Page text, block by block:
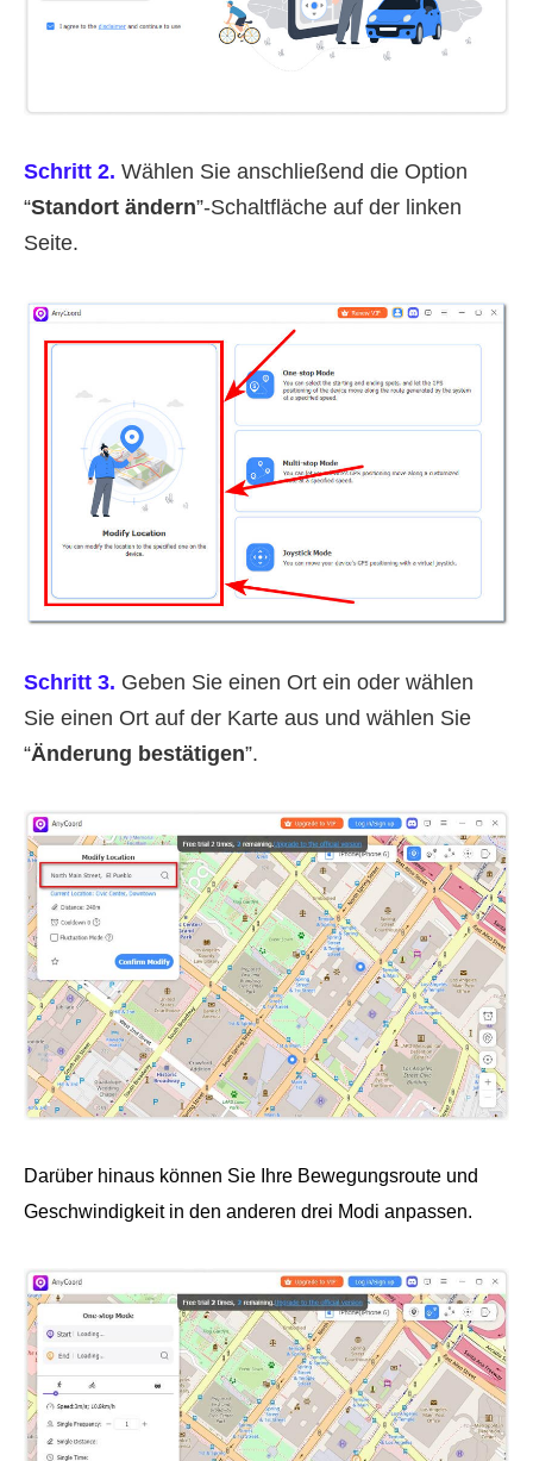
Schritt 2. Wählen Sie anschließend die Option
“Standort ändern”-Schaltfläche auf der linken
Seite.
Schritt 3. Geben Sie einen Ort ein oder wählen
Sie einen Ort auf der Karte aus und wählen Sie
“Änderung bestätigen”.
Darüber hinaus können Sie Ihre Bewegungsroute und
Geschwindigkeit in den anderen drei Modi anpassen.